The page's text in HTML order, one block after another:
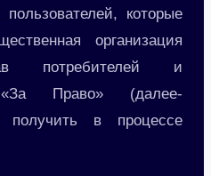
которые
организация
потребителей и
«За Право» (далее-
получить в процессе